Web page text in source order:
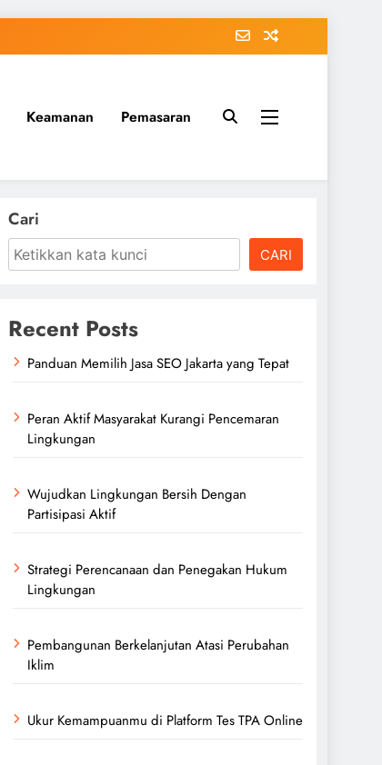
Keamanan Pemasaran
Cari
CARI
Recent Posts
Panduan Memilih Jasa SEO Jakarta yang Tepat
Peran Aktif Masyarakat Kurangi Pencemaran
Lingkungan
Wujudkan Lingkungan Bersih Dengan
Partisipasi Aktif
Strategi Perencanaan dan Penegakan Hukum
Lingkungan
Pembangunan Berkelanjutan Atasi Perubahan
Iklim
Ukur Kemampuanmu di Platform Tes TPA Online